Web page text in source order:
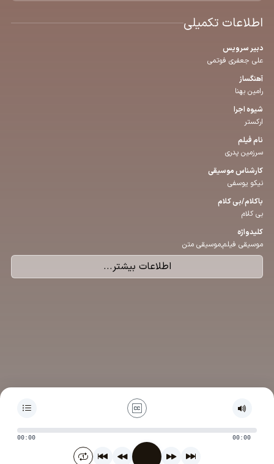
اطلاعات تکمیلی
دبیر سرویس
علی جعفری فوتمی
آهنگساز
رامین بهنا
شیوه اجرا
ارکستر
نام فیلم
سرزمین پدری
كارشناس موسیقی
نیکو یوسفی
باكلام/بی كلام
بی کلام
كلیدواژه
موسیقی فیلم,موسیقی متن
اطلاعات بیشتر...
00:00 00:00